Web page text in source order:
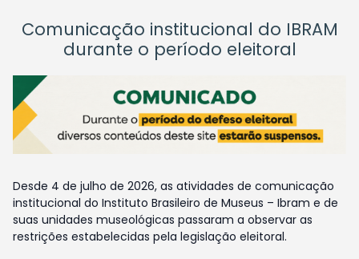
Comunicação institucional do IBRAM
durante o período eleitoral
Desde 4 de julho de 2026, as atividades de comunicação
institucional do Instituto Brasileiro de Museus – Ibram e de
suas unidades museológicas passaram a observar as
restrições estabelecidas pela legislação eleitoral.